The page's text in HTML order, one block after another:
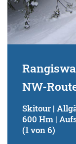
NW-
Skitour |
600 Hm |
(1 von 6)